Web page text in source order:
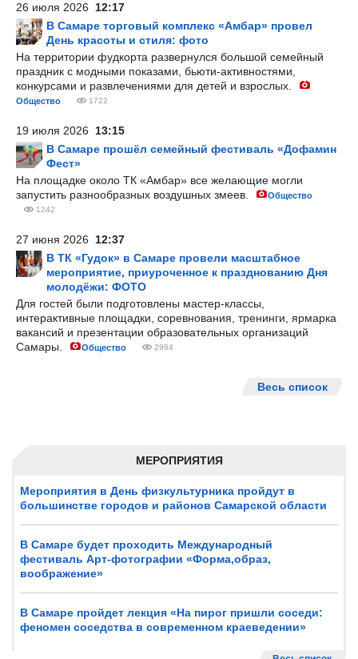
МЕРОПРИЯТИЯ
Мероприятия в День физкультурника пройдут в
большинстве городов и районов Самарской области
В Самаре будет проходить Международный
фестиваль Арт-фотографии «Форма,образ,
воображение»
В Самаре пройдет лекция «На пирог пришли соседи:
феномен соседства в современном краеведении»
26 июля 2026 12:17
В Самаре торговый комплекс «Амбар» провел
День красоты и стиля: фото
На территории фудкорта развернулся большой семейный
праздник с модными показами, бьюти-активностями,
конкурсами и развлечениями для детей и взрослых.
Общество 1722
19 июля 2026 13:15
В Самаре прошёл семейный фестиваль «Дофамин
Фест»
На площадке около ТК «Амбар» все желающие могли
запустить разнообразных воздушных змеев.
Общество
1242
27 июня 2026 12:37
В ТК «Гудок» в Самаре провели масштабное
мероприятие, приуроченное к празднованию Дня
молодёжи: ФОТО
Для гостей были подготовлены мастер-классы,
интерактивные площадки, соревнования, тренинги, ярмарка
вакансий и презентации образовательных организаций
Самары.
Общество 2964
Весь список